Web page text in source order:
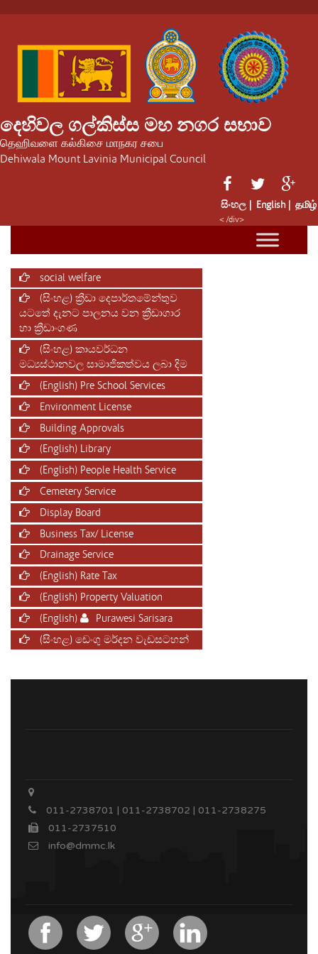
දෙහිවල ගල්කිස්ස මහ නගර සභාව
தெஹிவளை கல்கிசை மாநகர சபை
Dehiwala Mount Lavinia Municipal Council
සිංහල | English | தமிழ்
< /div>
social welfare
(සිංහළ) ක්‍රීඩා දෙපාර්තමේන්තුව
යටතේ දැනට පාලනය වන ක්‍රීඩාගාර
හා ක්‍රීඩාංගණ
(සිංහළ) කායවර්ධන
මධ්‍යස්ථානවල සාමාජිකත්වය ලබා දිම
(English) Pre School Services
Environment License
Building Approvals
(English) Library
(English) People Health Service
Cemetery Service
Display Board
Business Tax/ License
Drainage Service
(English) Rate Tax
(English) Property Valuation
(English)
Purawesi Sarisara
(සිංහළ) ඩෙංගු මර්දන වැඩසටහන්
011-2738701 | 011-2738702 | 011-2738275
011-2737510
info@dmmc.lk